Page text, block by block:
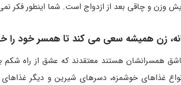
وزن و چاقی بعد از ازدواج است. شما اینطور فکر
زن همیشه سعی می کند تا همسر خود را
همسرانشان هستند معتقدند که عشق از راه شکم
غذاهای خوشمزه، دسرهای شیرین و دیگر